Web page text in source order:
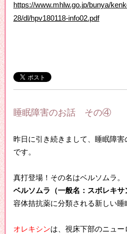
https://www.mhlw.go.jp/bunya/
28/dl/hpv180118-info02.pdf
睡眠障害のお話 その④
昨日に引き続きまして、睡眠障
です。
真打登場！その名はベルソムラ。
ベルソムラ（一般名：スボレキサ
容体拮抗薬に分類される新しい睡
オレキシンは、視床下部のニュ